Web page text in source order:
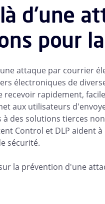
d'une
pour
attaque par courrier
électroniques de
recevoir rapidement,
aux utilisateurs
des solutions tierces
Control et DLP aident
sécurité.
la prévention d'une